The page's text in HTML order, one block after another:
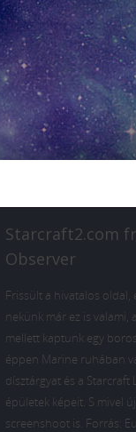
Starcraft2.com
Observer
Frissült a hivatalos oldal,
nekünk már ez is valami,
mellett kaptunk egy
éppen Marine ruhában
dísztárgyat és a Starcraft
épületek képeit. S mivel
screenshoot is. Forrás: